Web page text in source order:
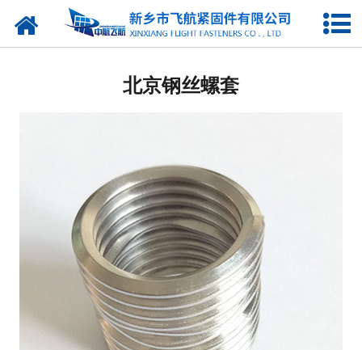
网站首页
北京普通型螺套
北京锁紧型螺套
北京彩色螺套
北京镀层螺套
北京钢丝螺套